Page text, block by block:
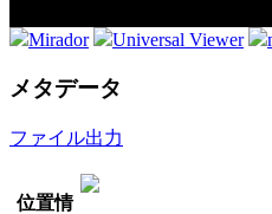
Mirador Universal Viewer
メタデータ
ファイル出力
位置情